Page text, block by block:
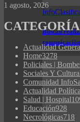
Buscan
comunicación
1 agosto, 2026
Actualidad
Home3278
Policiales |
Sociales Y
Comunidad
Actualidad Política
Salud | Hospital
Educación928
Necrológicas718